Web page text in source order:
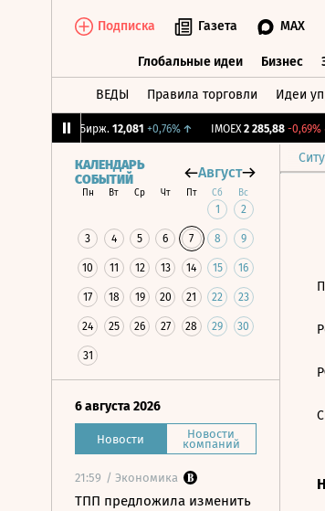
Подписка Газета MAX
Глобальные идеи Бизнес
ВЕДЫ Правила торговли Идеи
CNY Бирж. 12,081 +0,76%↑ IMOEX 2 285,88 -0,69%↓
КАЛЕНДАРЬ
СОБЫТИЙ
Август
Пн Вт Ср Чт Пт Сб Вс
1 2
3 4 5 6 7 8 9
10 11 12 13 14 15 16
17 18 19 20 21 22 23
24 25 26 27 28 29 30
31
6 августа 2026
Новости Новости
компаний
21:59 / Экономика
ТПП предложила изменить